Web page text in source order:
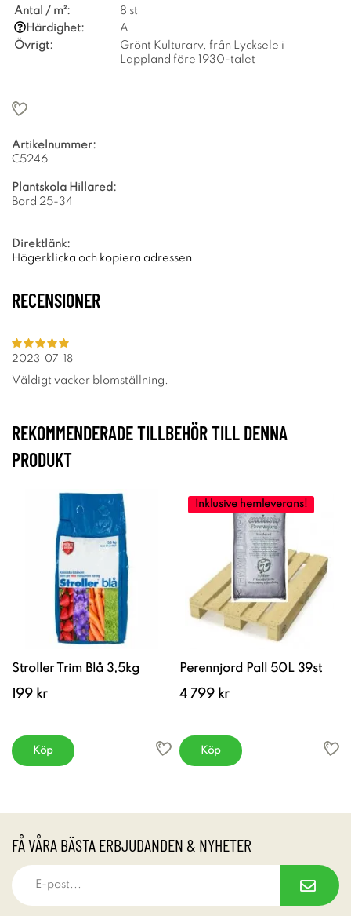
Antal / m²:
8 st
Härdighet:
A
Övrigt:
Grönt Kulturarv, från Lycksele i
Lappland före 1930-talet
Artikelnummer:
C5246
Plantskola Hillared:
Bord 25-34
Direktlänk:
Högerklicka och kopiera adressen
RECENSIONER
2023-07-18
Väldigt vacker blomställning.
REKOMMENDERADE TILLBEHÖR TILL DENNA
PRODUKT
Stroller Trim Blå 3,5kg
199 kr
Köp
Inklusive hemleverans!
Perennjord Pall 50L 39st
4 799 kr
Köp
FÅ VÅRA BÄSTA ERBJUDANDEN & NYHETER